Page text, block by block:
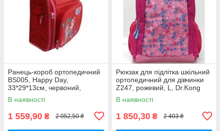
Ранець-короб ортопедичний
BS005, Happy Day,
33*29*13см, червоний,
Dr.Kong 973498
В наявності
1 559,90 ₴ 2 052,50 ₴
Рюкзак для підлітка шкільний
ортопедичний для дівчинки
Z247, рожевий, L, Dr.Kong
970206
В наявності
1 850,30 ₴ 2 403 ₴